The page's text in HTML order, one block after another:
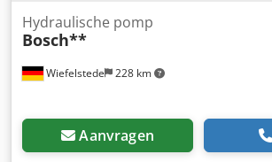
Wiefelstede 228 km
Hydraulische pomp
Bosch**
Aanvragen